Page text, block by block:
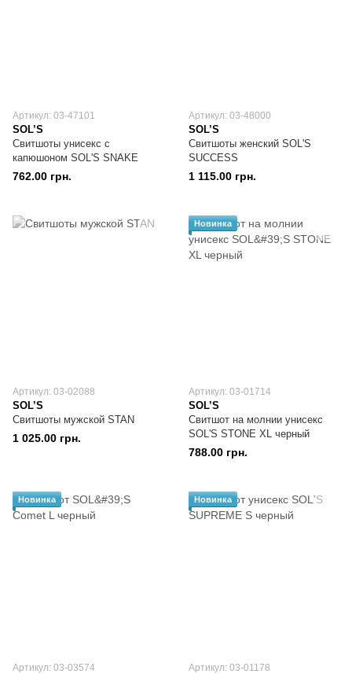
Артикул: 03-47101
SOL’S
Свитшоты унисекс с
капюшоном SOL'S SNAKE
762.00 грн.
Артикул: 03-48000
SOL’S
Свитшоты женский SOL'S
SUCCESS
1 115.00 грн.
Артикул: 03-02088
SOL’S
Свитшоты мужской STAN
1 025.00 грн.
Новинка
Артикул: 03-01714
SOL’S
Свитшот на молнии унисекс
SOL'S STONE XL черный
788.00 грн.
Новинка
Артикул: 03-03574
Новинка
Артикул: 03-01178